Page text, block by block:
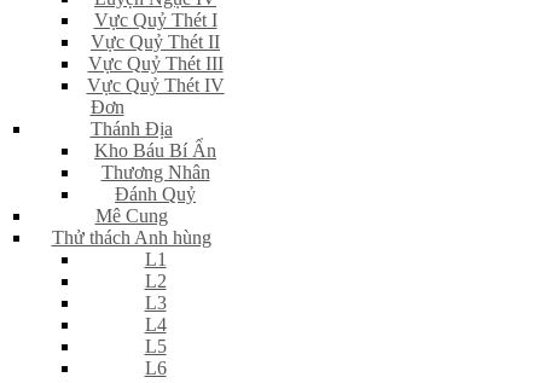
Vực Quỷ Thét I
Vực Quỷ Thét II
Vực Quỷ Thét III
Vực Quỷ Thét IV
Đơn
Thánh Địa
Kho Báu Bí Ẩn
Thương Nhân
Đánh Quỷ
Mê Cung
Thử thách Anh hùng
L1
L2
L3
L4
L5
L6